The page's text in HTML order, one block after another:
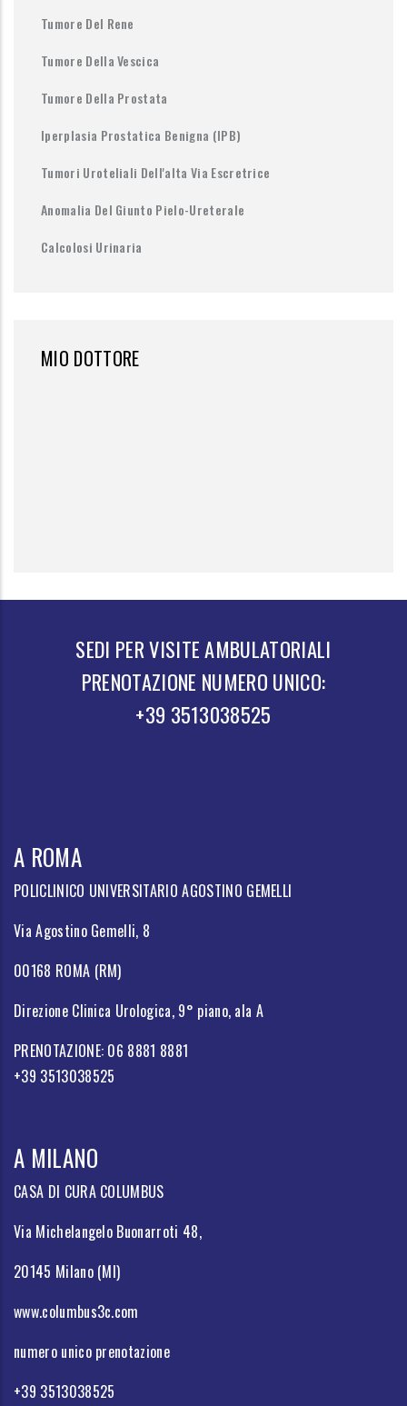
Tumore Del Rene
Tumore Della Vescica
Tumore Della Prostata
Iperplasia Prostatica Benigna (IPB)
Tumori Uroteliali Dell'alta Via Escretrice
Anomalia Del Giunto Pielo-Ureterale
Calcolosi Urinaria
MIO DOTTORE
SEDI PER VISITE AMBULATORIALI
PRENOTAZIONE NUMERO UNICO:
+39 3513038525
A ROMA
POLICLINICO UNIVERSITARIO AGOSTINO GEMELLI
Via Agostino Gemelli, 8
00168 ROMA (RM)
Direzione Clinica Urologica, 9° piano, ala A
PRENOTAZIONE: 06 8881 8881
+39 3513038525
A MILANO
CASA DI CURA COLUMBUS
Via Michelangelo Buonarroti 48,
20145 Milano (MI)
www.columbus3c.com
numero unico prenotazione
+39 3513038525